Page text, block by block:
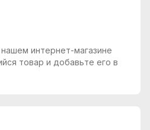
интернет-магазине
товар и добавьте его в